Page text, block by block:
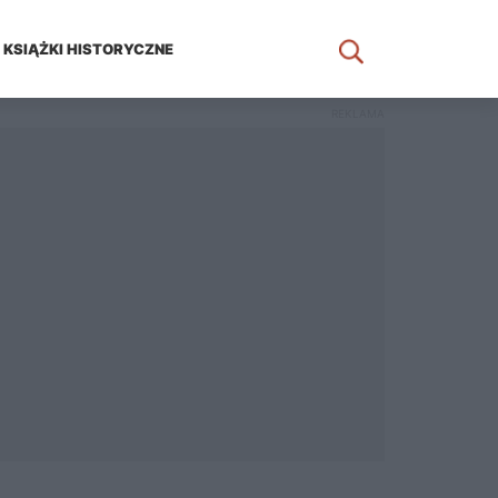
KSIĄŻKI HISTORYCZNE